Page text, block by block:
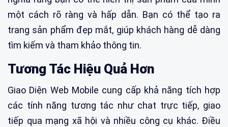
một cách rõ ràng và hấp dẫn. Bạn có thể tạo ra
trang sản phẩm đẹp mắt, giúp khách hàng dễ dàng
tìm kiếm và tham khảo thông tin.
Tương Tác Hiệu Quả Hơn
Giao Diện Web Mobile cung cấp khả năng tích hợp
các tính năng tương tác như chat trực tiếp, giao
tiếp qua mạng xã hội và nhiều công cụ khác. Điều